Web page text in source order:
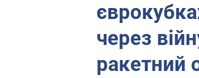
через
ракетний